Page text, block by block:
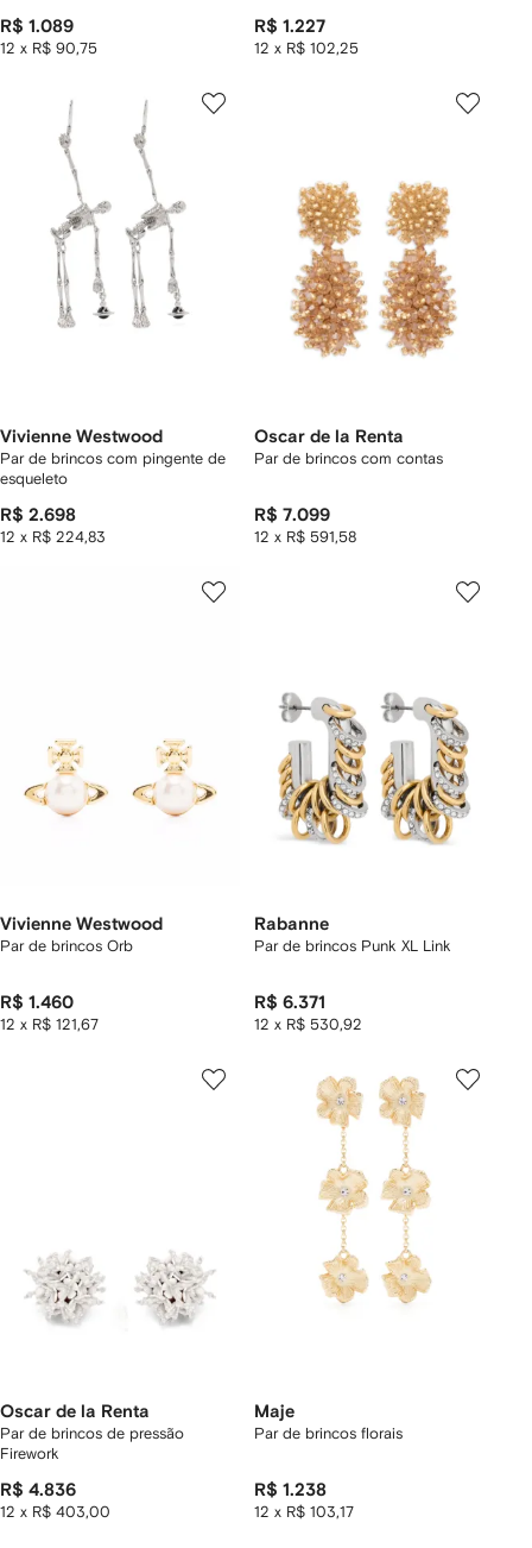
R$ 1.089
12 x R$ 90,75
R$ 1.227
12 x R$ 102,25
Vivienne Westwood
Par de brincos com pingente de
esqueleto
R$ 2.698
12 x R$ 224,83
Oscar de la Renta
Par de brincos com contas
R$ 7.099
12 x R$ 591,58
Vivienne Westwood
Par de brincos Orb
R$ 1.460
12 x R$ 121,67
Rabanne
Par de brincos Punk XL Link
R$ 6.371
12 x R$ 530,92
Oscar de la Renta
Par de brincos de pressão
Firework
R$ 4.836
12 x R$ 403,00
Maje
Par de brincos florais
R$ 1.238
12 x R$ 103,17